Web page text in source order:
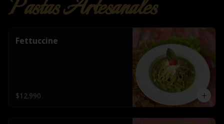
Pastas Artesanales
Fettuccine
$12.990